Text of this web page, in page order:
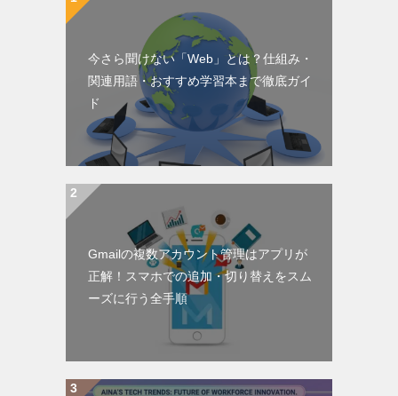
今さら聞けない「Web」とは？仕組み・
関連用語・おすすめ学習本まで徹底ガイ
ド
Gmailの複数アカウント管理はアプリが
正解！スマホでの追加・切り替えをスム
ーズに行う全手順